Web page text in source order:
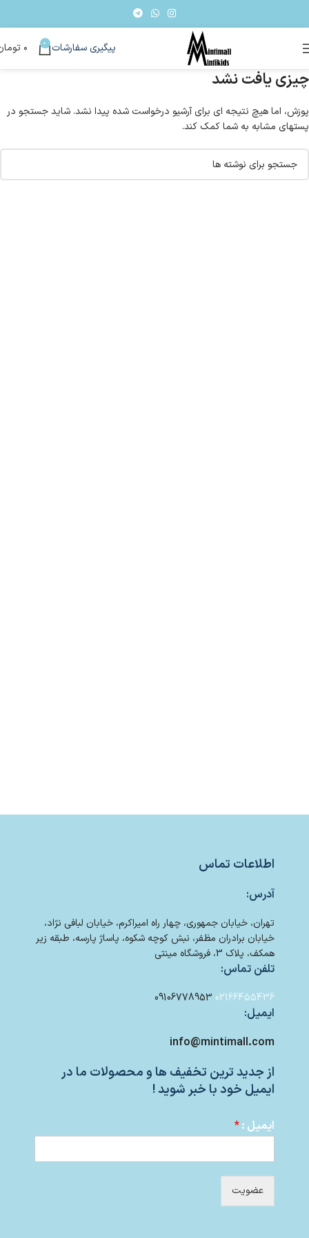
پیگیری سفارشات 0 ۰
چیزی یافت نشد
پوزش، اما هیچ نتیجه ای برای آرشیو درخواست شده پیدا نشد. شاید جستجو در
پستهای مشابه به شما کمک کند.
اطلاعات تماس
آدرس:
تهران، خیابان جمهوری، چهار راه امیراکرم، خیابان لبافی نژاد،
خیابان برادران مظفر، نبش کوچه شکوه، پاساژ پارسه، طبقه زیر
همکف، پلاک 3، فروشگاه مینتی
تلفن تماس:
02166455436
09106778953
ایمیل:
info@mintimall.com
از جدید ترین تخفیف ها و محصولات ما در
ایمیل خود با خبر شوید !
ایمیل :*
عضویت